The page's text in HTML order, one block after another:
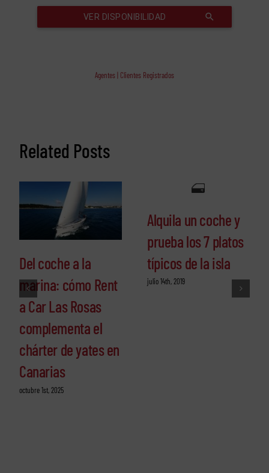
Agentes | Clientes Registrados
Related Posts
Del coche a la
marina: cómo Rent
a Car Las Rosas
complementa el
chárter de yates en
Canarias
octubre 1st, 2025
Alquila un coche y
prueba los 7 platos
típicos de la isla
julio 14th, 2019